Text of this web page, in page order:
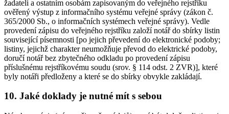
žadateli a ostatním osobám zapisovaným do veřejného rejstříku
ověřený výstup z informačního systému veřejné správy (zákon č.
365/2000 Sb., o informačních systémech veřejné správy). Vedle
provedení zápisu do veřejného rejstříku založí notář do sbírky listin
související písemnosti [po jejich převedení do elektronické podoby;
listiny, jejichž charakter neumožňuje převod do elektrické podoby,
doručí notář bez zbytečného odkladu po provedení zápisu
příslušnému rejstříkovému soudu (srov. § 114 odst. 2 ZVR)], které
byly notáři předloženy a které se do sbírky obvykle zakládají.
10. Jaké doklady je nutné mít s sebou